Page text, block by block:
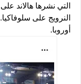
التي نشرها هالاند
النرويج على
أوروبا.